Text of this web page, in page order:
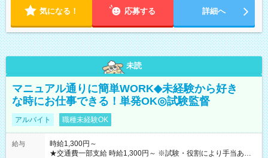
気になる！ 応募する 詳細へ
未読
マニュアル通りに簡単WORK◆未経験から好き
な時にお仕事できる！単発OK◎試験監督
アルバイト 職種未経験OK
給与
時給1,300円～
★交通費一部支給 時給1,300円～ ※試験・役割により手当あり